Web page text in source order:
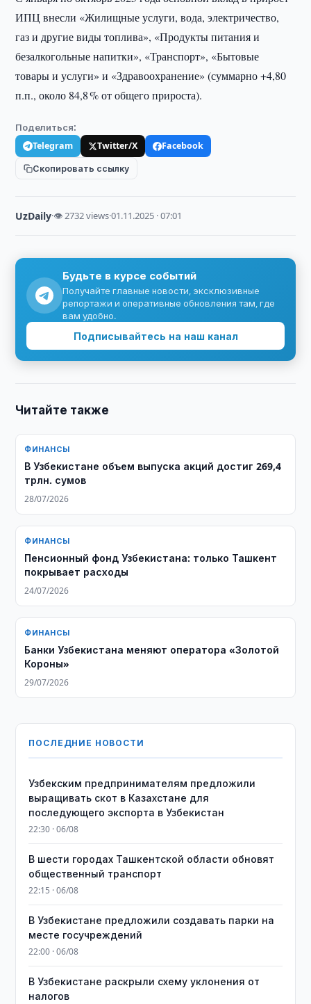
ИПЦ внесли «Жилищные услуги, вода, электричество,
газ и другие виды топлива», «Продукты питания и
безалкогольные напитки», «Транспорт», «Бытовые
товары и услуги» и «Здравоохранение» (суммарно +4,80
п.п., около 84,8 % от общего прироста).
Поделиться:
Telegram Twitter/X
Facebook
Скопировать ссылку
UzDaily·👁 2732 views·01.11.2025 · 07:01
Будьте в курсе событий
Получайте главные новости, эксклюзивные
репортажи и оперативные обновления там, где
вам удобно.
Подписывайтесь на наш канал
Читайте также
ФИНАНСЫ
​​​​​​​В Узбекистане объем выпуска акций достиг 269,4
трлн. сумов
28/07/2026
ФИНАНСЫ
Пенсионный фонд Узбекистана: только Ташкент
покрывает расходы
24/07/2026
ФИНАНСЫ
Банки Узбекистана меняют оператора «Золотой
Короны»
29/07/2026
ПОСЛЕДНИЕ НОВОСТИ
Узбекским предпринимателям предложили
выращивать скот в Казахстане для
последующего экспорта в Узбекистан
22:30 · 06/08
В шести городах Ташкентской области обновят
общественный транспорт
22:15 · 06/08
В Узбекистане предложили создавать парки на
месте госучреждений
22:00 · 06/08
В Узбекистане раскрыли схему уклонения от
налогов